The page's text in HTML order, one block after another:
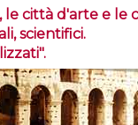
le città d'arte e le
scientifici.